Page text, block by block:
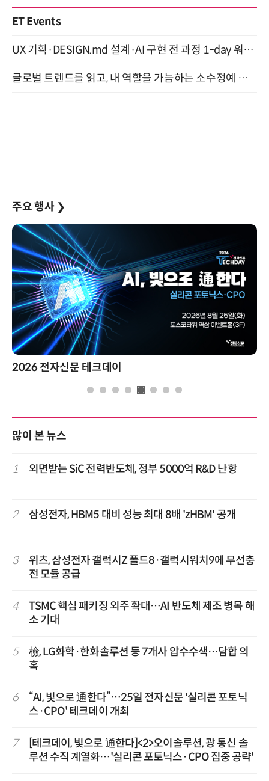
ET Events
UX 기획·DESIGN.md 설계·AI 구현 전 과정 1-day 워크숍 with Claude Code·Codex 9월 15일 개최
글로벌 트렌드를 읽고, 내 역할을 가늠하는 소수정예 실습 워크숍 (8/28)
주요 행사 ❯
제8회 AI정부 혁신 콘퍼런스
많이 본 뉴스
1 외면받는 SiC 전력반도체, 정부 5000억 R&D 난항
2 삼성전자, HBM5 대비 성능 최대 8배 'zHBM' 공개
3
위츠, 삼성전자 갤럭시Z 폴드8·갤럭시워치9에 무선충
전 모듈 공급
4
TSMC 핵심 패키징 외주 확대…AI 반도체 제조 병목 해
소 기대
5
檢, LG화학·한화솔루션 등 7개사 압수수색…담합 의
혹
6
“AI, 빛으로 通한다”…25일 전자신문 '실리콘 포토닉
스·CPO' 테크데이 개최
7
[테크데이, 빛으로 通한다]<2>오이솔루션, 광 통신 솔
루션 수직 계열화…'실리콘 포토닉스·CPO 집중 공략'